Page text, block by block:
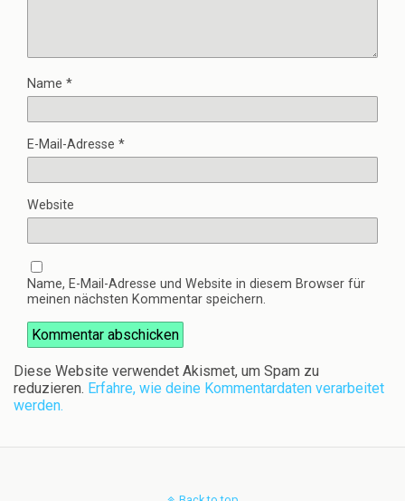
Name *
E-Mail-Adresse *
Website
Name, E-Mail-Adresse und Website in diesem Browser für
meinen nächsten Kommentar speichern.
Diese Website verwendet Akismet, um Spam zu
reduzieren. Erfahre, wie deine Kommentardaten verarbeitet
werden.